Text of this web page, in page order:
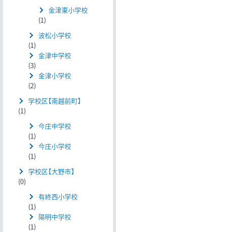
金津東小学校
(1)
波松小学校
(1)
金津中学校
(3)
金津小学校
(2)
学校区【南越前町】
(1)
今庄中学校
(1)
今庄小学校
(1)
学校区【大野市】
(0)
有終西小学校
(1)
陽明中学校
(1)